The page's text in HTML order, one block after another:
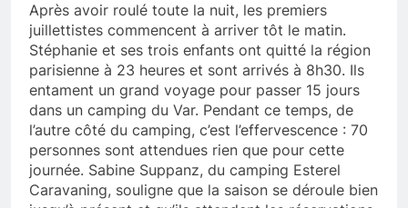
Après avoir roulé toute la nuit, les premiers
juillettistes commencent à arriver tôt le matin.
Stéphanie et ses trois enfants ont quitté la région
parisienne à 23 heures et sont arrivés à 8h30. Ils
entament un grand voyage pour passer 15 jours
dans un camping du Var. Pendant ce temps, de
l’autre côté du camping, c’est l’effervescence : 70
personnes sont attendues rien que pour cette
journée. Sabine Suppanz, du camping Esterel
Caravaning, souligne que la saison se déroule bien